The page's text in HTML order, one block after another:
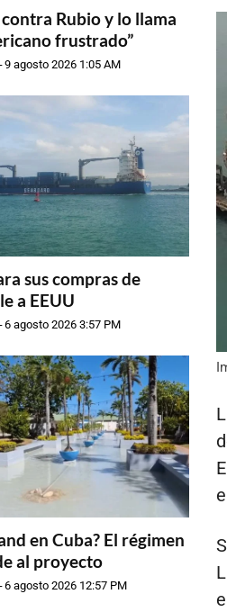
Rubio y lo llama
frustrado”
-9 agosto 2026 1:05 AM
sus compras de
a EEUU
-6 agosto 2026 3:57 PM
en Cuba? El régimen
al proyecto
-6 agosto 2026 12:57 PM